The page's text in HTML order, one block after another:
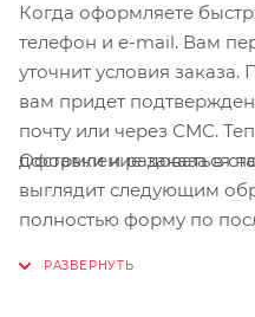
Когда оформляете
телефон и e-mail. Вам
уточнит условия заказа.
вам придет
почту или через СМС.
доставки и радоваться
Оформление заказа в
выглядит следующим
полностью форму по